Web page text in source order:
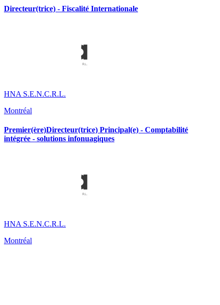
Directeur(trice) - Fiscalité Internationale
HNA S.E.N.C.R.L.
Montréal
Premier(ère)Directeur(trice) Principal(e) - Comptabilité
intégrée - solutions infonuagiques
HNA S.E.N.C.R.L.
Montréal